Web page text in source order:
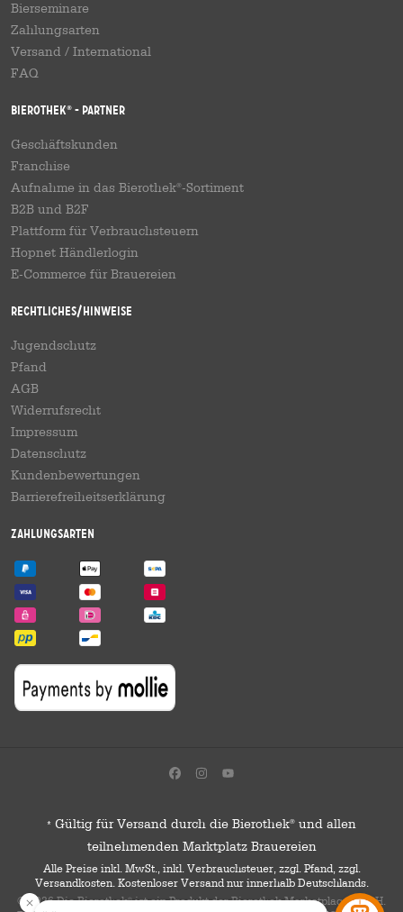
Bierseminare
Zahlungsarten
Versand / International
FAQ
Bierothek® - Partner
Geschäftskunden
Franchise
Aufnahme in das Bierothek®-Sortiment
B2B und B2F
Plattform für Verbrauchsteuern
Hopnet Händlerlogin
E-Commerce für Brauereien
Rechtliches/Hinweise
Jugendschutz
Pfand
AGB
Widerrufsrecht
Impressum
Datenschutz
Kundenbewertungen
Barrierefreiheitserklärung
Zahlungsarten
* Gültig für Versand durch die Bierothek® und allen
teilnehmenden Marktplatz Brauereien
Alle Preise inkl. MwSt., inkl. Verbrauchsteuer, zzgl. Pfand, zzgl.
Versandkosten. Kostenloser Versand nur innerhalb Deutschlands.
© 2026 Die Bierothek®ist ein Produkt der Bierothek Marketplace GmbH.